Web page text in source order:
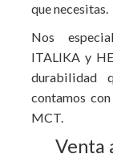
que necesitas.
Nos
ITALIKA y
durabilidad
contamos
MCT.
Venta